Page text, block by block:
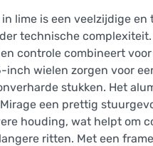
lime is een veelzijdige
technische
controle combineert
wielen zorgen voor
stukken. Het
een prettig
houding, wat helpt om
ritten. Met een